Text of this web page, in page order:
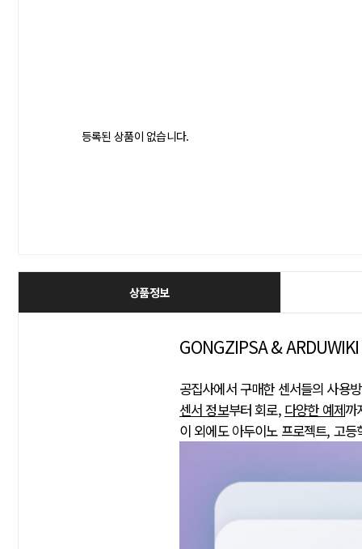
등록된 상품이 없습니다.
상품정보
GONGZIPSA & ARDUWIKI
공집사에서 구매한 센서들의 사용
센서 정보부터 회로, 다양한 예제까
이 외에도 아두이노 프로젝트, 고